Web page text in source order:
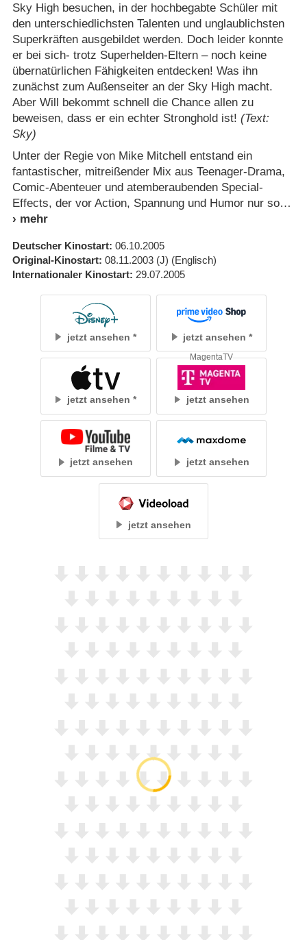
Sky High besuchen, in der hochbegabte Schüler mit
den unterschiedlichsten Talenten und unglaublichsten
Superkräften ausgebildet werden. Doch leider konnte
er bei sich- trotz Superhelden-Eltern – noch keine
übernatürlichen Fähigkeiten entdecken! Was ihn
zunächst zum Außenseiter an der Sky High macht.
Aber Will bekommt schnell die Chance allen zu
beweisen, dass er ein echter Stronghold ist! (Text:
Sky)
Unter der Regie von Mike Mitchell entstand ein
fantastischer, mitreißender Mix aus Teenager-Drama,
Comic-Abenteuer und atemberaubenden Special-
Effects, der vor Action, Spannung und Humor nur so
Deutscher Kinostart 06.10.2005
Original-Kinostart 08.11.2003 (J) (Englisch)
Internationaler Kinostart 29.07.2005
jetzt ansehen jetzt ansehen
jetzt ansehen jetzt ansehen
MagentaTV
jetzt ansehen jetzt ansehen
jetzt ansehen